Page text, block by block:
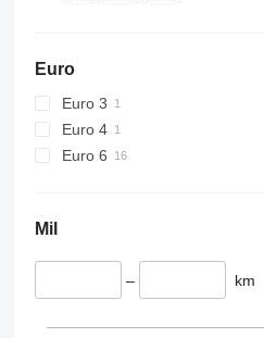
Euro
Euro 3
Euro 4
Euro 6
Mil
– km